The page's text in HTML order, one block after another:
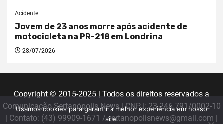
Acidente
Jovem de 23 anos morre após acidente de
motocicleta na PR-218 em Londrina
28/07/2026
Copyright © 2015-2025 | Todos os direitos reservados a
Comunicação Sertanópolis News | CNPJ: 23.246.791/0002-10
| Contato: (43) 99909-1671 / sertanopolisnews@gmail.com |
Usamos cookies para garantir a melhor experiência em nosso
site.